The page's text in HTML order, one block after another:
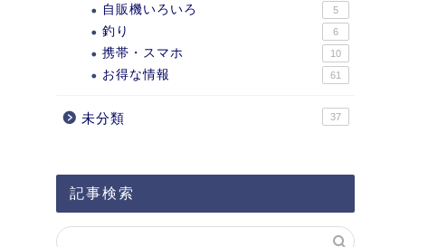
自販機いろいろ 5
釣り 6
携帯・スマホ 10
お得な情報 61
未分類 37
記事検索